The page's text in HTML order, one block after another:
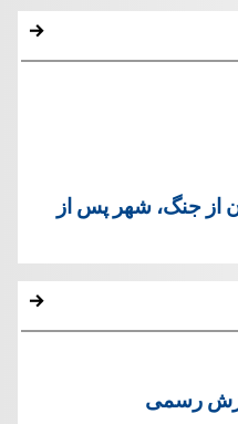
از جنگ، شهر پس از
رسمی